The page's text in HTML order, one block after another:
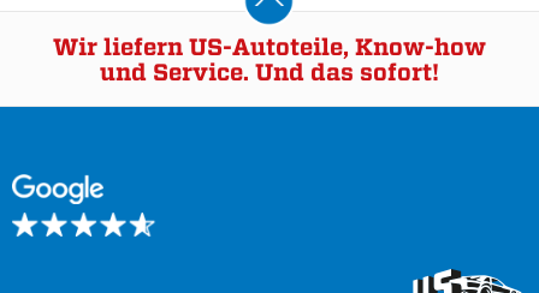
Wir liefern US-Autoteile, Know-how
und Service. Und das sofort!